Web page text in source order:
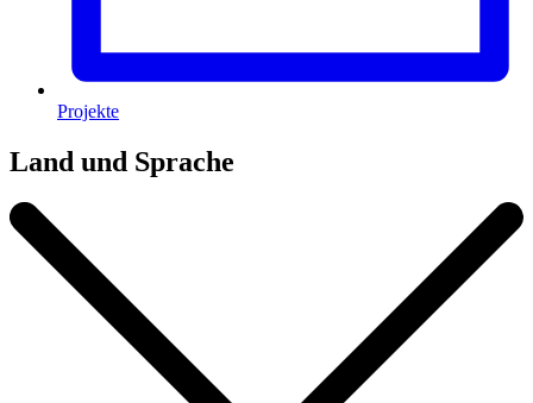
Projekte
Land und Sprache